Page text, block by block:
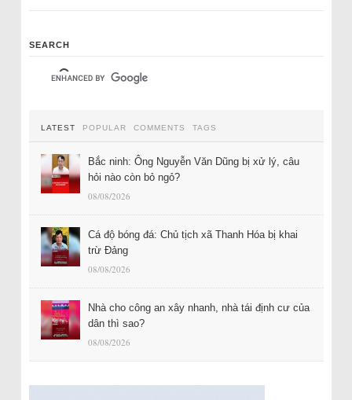
SEARCH
LATEST POPULAR COMMENTS TAGS
Bắc ninh: Ông Nguyễn Văn Dũng bị xử lý, câu
hỏi nào còn bỏ ngỏ?
08/08/2026
Cá độ bóng đá: Chủ tịch xã Thanh Hóa bị khai
trừ Đảng
08/08/2026
Nhà cho công an xây nhanh, nhà tái định cư của
dân thì sao?
08/08/2026